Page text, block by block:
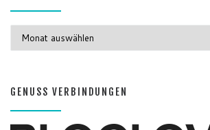
GENUSS VERBINDUNGEN